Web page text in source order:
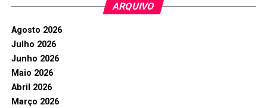
ARQUIVO
Agosto 2026
Julho 2026
Junho 2026
Maio 2026
Abril 2026
Março 2026